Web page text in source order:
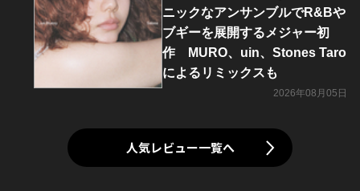
ニックなアンサンブルでR&Bや
ブギーを展開するメジャー初
作 MURO、uin、Stones Taro
によるリミックスも
2026年08月05日
人気レビュー一覧へ